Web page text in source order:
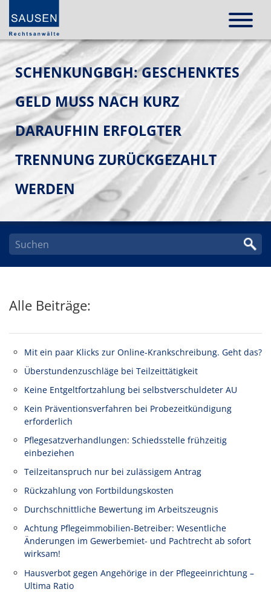
SCHENKUNGBGH: GESCHENKTES
GELD MUSS NACH KURZ
DARAUFHIN ERFOLGTER
TRENNUNG ZURÜCKGEZAHLT
WERDEN
Alle Beiträge:
Mit ein paar Klicks zur Online-Krankschreibung. Geht das?
Überstundenzuschläge bei Teilzeittätigkeit
Keine Entgeltfortzahlung bei selbstverschuldeter AU
Kein Präventionsverfahren bei Probezeitkündigung
erforderlich
Pflegesatzverhandlungen: Schiedsstelle frühzeitig
einbeziehen
Teilzeitanspruch nur bei zulässigem Antrag
Rückzahlung von Fortbildungskosten
Durchschnittliche Bewertung im Arbeitszeugnis
Achtung Pflegeimmobilien-Betreiber: Wesentliche
Änderungen im Gewerbemiet- und Pachtrecht ab sofort
wirksam!
Hausverbot gegen Angehörige in der Pflegeeinrichtung –
Ultima Ratio